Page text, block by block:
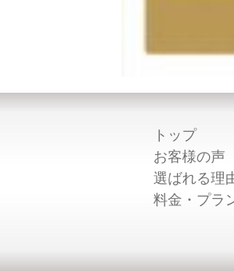
トップ
お客様の声
選ばれる理
料金・プラ